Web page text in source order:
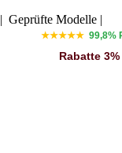
| Geprüfte Modelle |
★★★★★ 99,8%
Rabatte 3%